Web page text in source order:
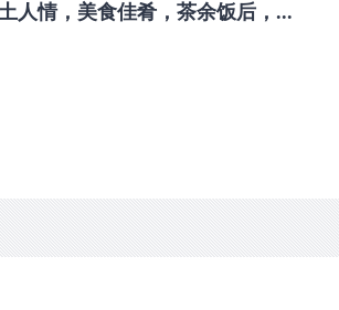
人情，美食佳肴，茶余饭后，...